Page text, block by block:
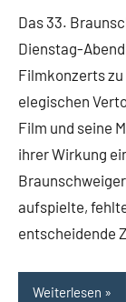
Das 33.
Dienstag-
Filmkonzerts
elegischen
Film und seine
ihrer Wirkung
aufspielte,
entscheidende
Weiterlesen